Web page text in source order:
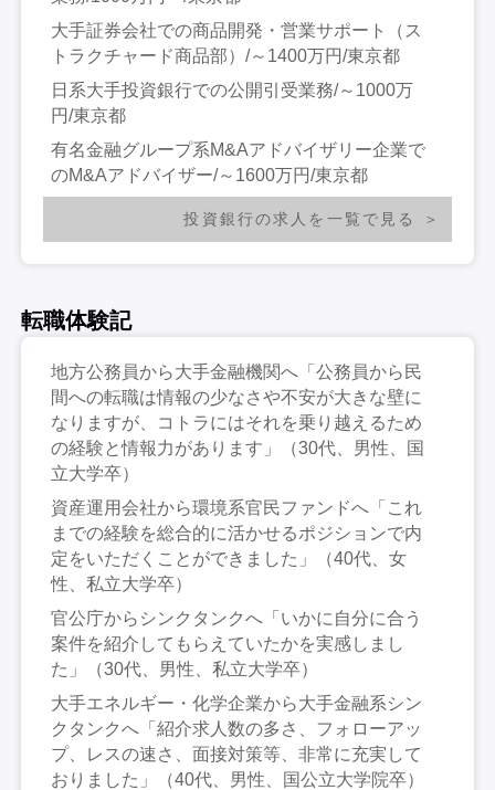
大手証券会社での商品開発・営業サポート（ス
トラクチャード商品部）/～1400万円/東京都
日系大手投資銀行での公開引受業務/～1000万
円/東京都
有名金融グループ系M&Aアドバイザリー企業で
のM&Aアドバイザー/～1600万円/東京都
投資銀行の求人を一覧で見る
転職体験記
地方公務員から大手金融機関へ「公務員から民
間への転職は情報の少なさや不安が大きな壁に
なりますが、コトラにはそれを乗り越えるため
の経験と情報力があります」（30代、男性、国
立大学卒）
資産運用会社から環境系官民ファンドへ「これ
までの経験を総合的に活かせるポジションで内
定をいただくことができました」（40代、女
性、私立大学卒）
官公庁からシンクタンクへ「いかに自分に合う
案件を紹介してもらえていたかを実感しまし
た」（30代、男性、私立大学卒）
大手エネルギー・化学企業から大手金融系シン
クタンクへ「紹介求人数の多さ、フォローアッ
プ、レスの速さ、面接対策等、非常に充実して
おりました」（40代、男性、国公立大学院卒）